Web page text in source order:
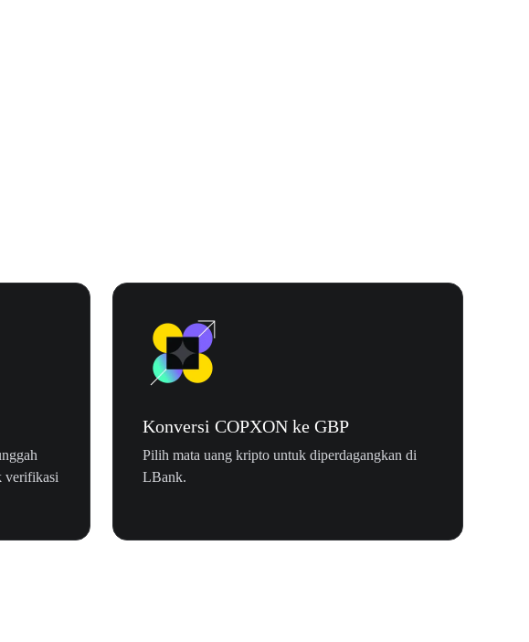
verifikasi
Konversi COPXON ke GBP
Pilih mata uang kripto untuk diperdagangkan di
LBank.